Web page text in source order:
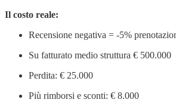
Il costo reale:
Recensione negativa = -5%
Su fatturato medio struttura € 500.000
Perdita: € 25.000
Più rimborsi e sconti: € 8.000